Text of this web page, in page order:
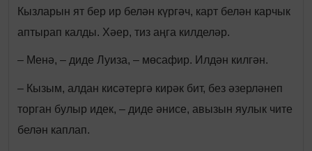
Кызларын ят бер ир белән күргәч, карт белән карчык
аптырап калды. Хәер, тиз аңга килделәр.
– Менә, – диде Луиза, – мөсафир. Илдән килгән.
– Кызым, алдан кисәтергә кирәк бит, без әзерләнеп
торган булыр идек, – диде әнисе, авызын яулык чите
белән каплап.